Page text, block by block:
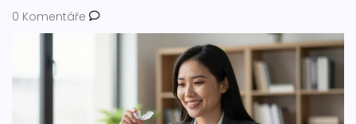
0 Komentáře